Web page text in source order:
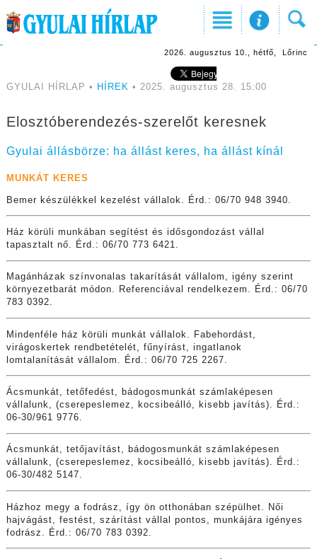
2026. augusztus 10., hétfő, Lőrinc
GYULAI HÍRLAP • HÍREK • 2025. augusztus 28. 15:00
Elosztóberendezés-szerelőt keresnek
Gyulai állásbörze: ha állást keres, ha állást kínál
MUNKÁT KERES
Bemer készülékkel kezelést vállalok. Érd.: 06/70 948 3940.
Ház körüli munkában segítést és idősgondozást vállal
tapasztalt nő. Érd.: 06/70 773 6421.
Magánházak színvonalas takarítását vállalom, igény szerint
környezetbarát módon. Referenciával rendelkezem. Érd.: 06/70
783 0392.
Mindenféle ház körüli munkát vállalok. Fabehordást,
virágoskertek rendbetételét, fűnyírást, ingatlanok
lomtalanítását vállalom. Érd.: 06/70 725 2267.
Ácsmunkát, tetőfedést, bádogosmunkát számlaképesen
vállalunk, (cserepeslemez, kocsibeálló, kisebb javítás). Érd.:
06-30/961 9776.
Ácsmunkát, tetőjavítást, bádogosmunkát számlaképesen
vállalunk, (cserepeslemez, kocsibeálló, kisebb javítás). Érd.:
06-30/482 5147.
Házhoz megy a fodrász, így ön otthonában szépülhet. Női
hajvágást, festést, szárítást vállal pontos, munkájára igényes
fodrász. Érd.: 06/70 783 0392.